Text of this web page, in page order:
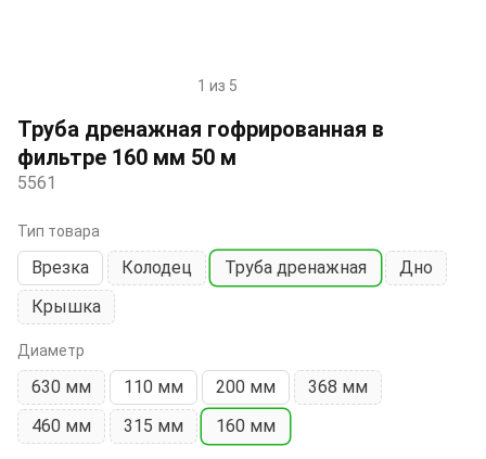
1
of
5
1 из 5
Труба дренажная гофрированная в
фильтре 160 мм 50 м
5561
Тип товара
Врезка Колодец Труба дренажная
Дно
Крышка
Диаметр
630 мм 110 мм 200 мм
368 мм
460 мм
315 мм 160 мм